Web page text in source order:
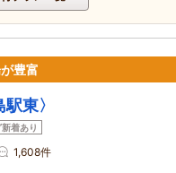
豊富
東〉
着あり
1,608件